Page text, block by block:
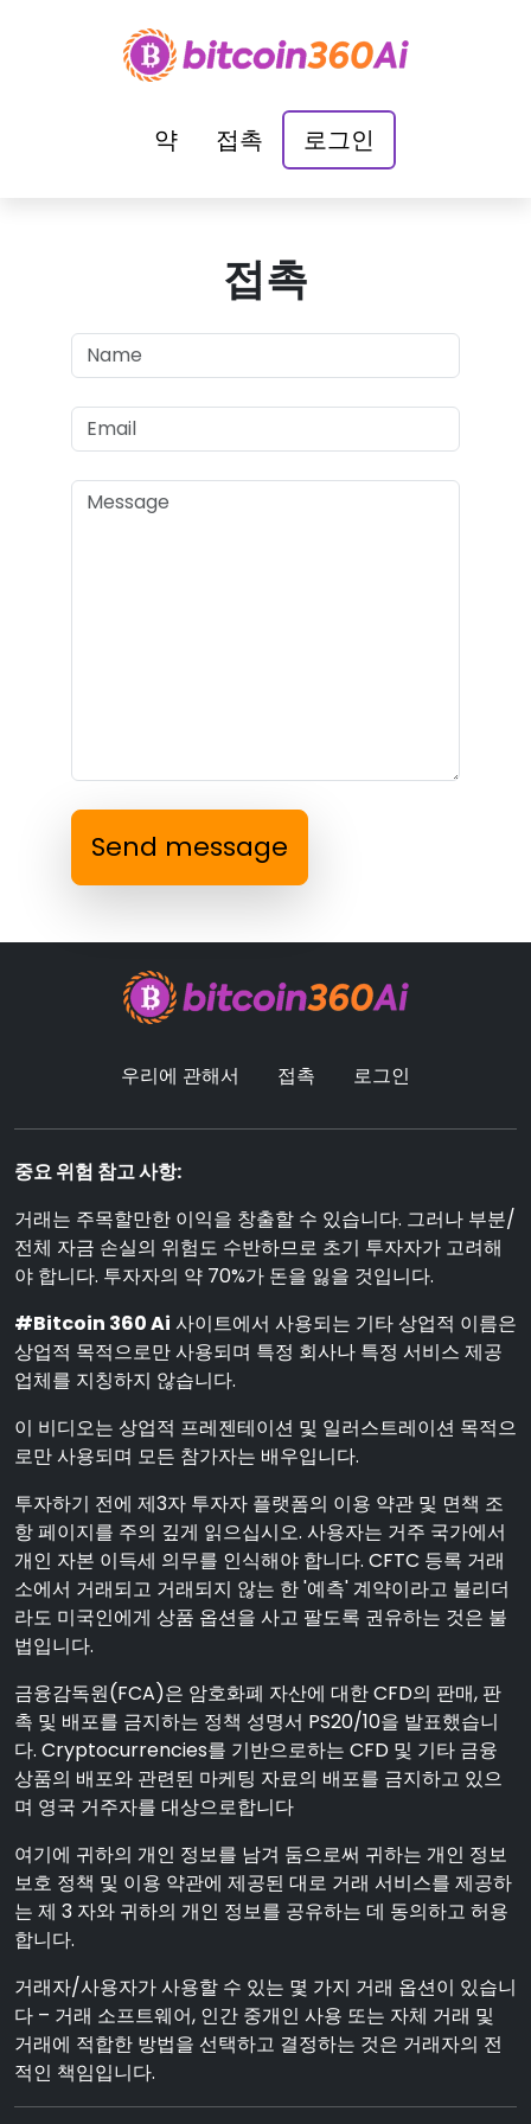
약 접촉 로그인
접촉
Send message
우리에 관해서 접촉 로그인
중요 위험 참고 사항:
거래는 주목할만한 이익을 창출할 수 있습니다. 그러나 부분/
전체 자금 손실의 위험도 수반하므로 초기 투자자가 고려해
야 합니다. 투자자의 약 70%가 돈을 잃을 것입니다.
#Bitcoin 360 Ai 사이트에서 사용되는 기타 상업적 이름은
상업적 목적으로만 사용되며 특정 회사나 특정 서비스 제공
업체를 지칭하지 않습니다.
이 비디오는 상업적 프레젠테이션 및 일러스트레이션 목적으
로만 사용되며 모든 참가자는 배우입니다.
투자하기 전에 제3자 투자자 플랫폼의 이용 약관 및 면책 조
항 페이지를 주의 깊게 읽으십시오. 사용자는 거주 국가에서
개인 자본 이득세 의무를 인식해야 합니다. CFTC 등록 거래
소에서 거래되고 거래되지 않는 한 '예측' 계약이라고 불리더
라도 미국인에게 상품 옵션을 사고 팔도록 권유하는 것은 불
법입니다.
금융감독원(FCA)은 암호화폐 자산에 대한 CFD의 판매, 판
촉 및 배포를 금지하는 정책 성명서 PS20/10을 발표했습니
다. Cryptocurrencies를 기반으로하는 CFD 및 기타 금융
상품의 배포와 관련된 마케팅 자료의 배포를 금지하고 있으
며 영국 거주자를 대상으로합니다
여기에 귀하의 개인 정보를 남겨 둠으로써 귀하는 개인 정보
보호 정책 및 이용 약관에 제공된 대로 거래 서비스를 제공하
는 제 3 자와 귀하의 개인 정보를 공유하는 데 동의하고 허용
합니다.
거래자/사용자가 사용할 수 있는 몇 가지 거래 옵션이 있습니
다 – 거래 소프트웨어, 인간 중개인 사용 또는 자체 거래 및
거래에 적합한 방법을 선택하고 결정하는 것은 거래자의 전
적인 책임입니다.